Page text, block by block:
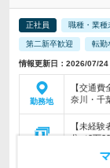
正社員 職種・業種
第二新卒歓迎 転勤
情報更新日：2026/07/
勤務地
【交通
奈川・千
【未経
分／2万
初年度の